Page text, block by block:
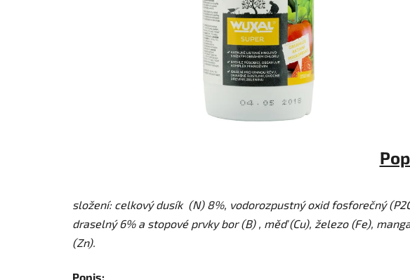
složení: celkový dusík (N) 8%, vodorozpustný oxid fosforečný
draselný 6% a stopové prvky bor (B) , měď (Cu), železo (Fe),
(Zn).
Popis: